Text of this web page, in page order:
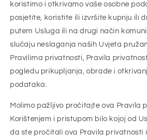
koristimo i otkrivamo vaše osobne
posjetite, koristite ili izvršite kupnju ili
putem Usluga ili na drugi način
slučaju neslaganja naših Uvjeta
Pravilima privatnosti, Pravila
pogledu prikupljanja, obrade i
podataka.
Molimo pažljivo pročitajte ova Pravila
Korištenjem i pristupom bilo kojoj od
da ste pročitali ova Pravila privatnosti